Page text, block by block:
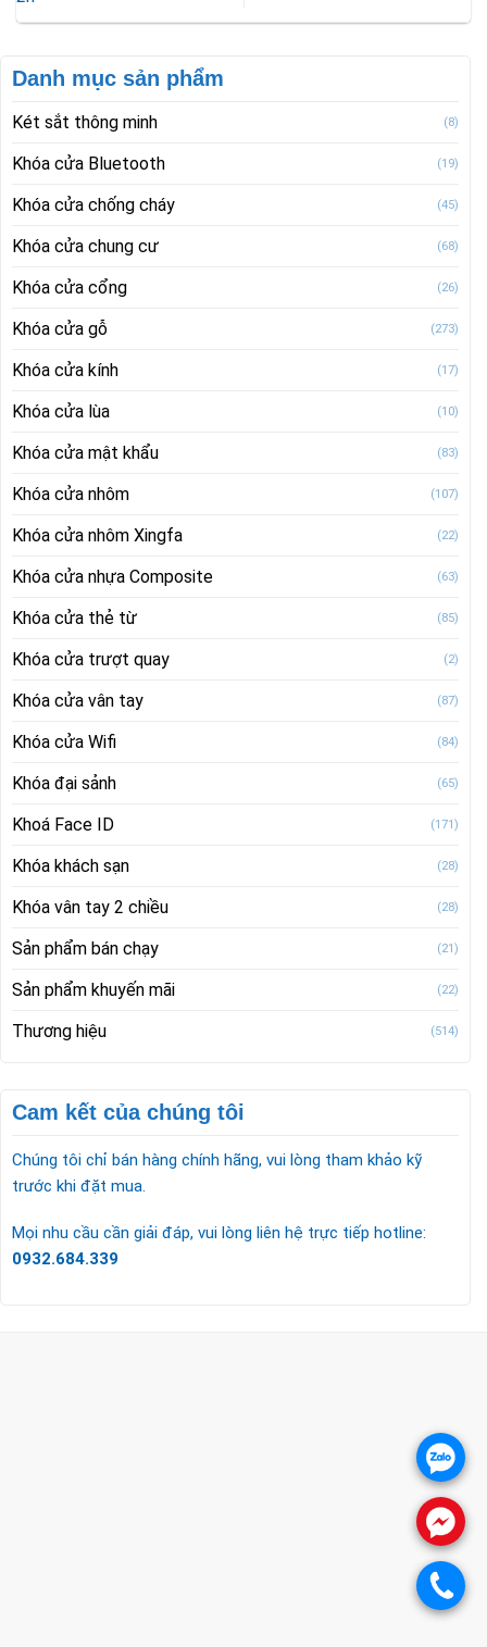
Danh mục sản phẩm
Két sắt thông minh (8)
Khóa cửa Bluetooth (19)
Khóa cửa chống cháy (45)
Khóa cửa chung cư (68)
Khóa cửa cổng (26)
Khóa cửa gỗ (273)
Khóa cửa kính (17)
Khóa cửa lùa (10)
Khóa cửa mật khẩu (83)
Khóa cửa nhôm (107)
Khóa cửa nhôm Xingfa (22)
Khóa cửa nhựa Composite (63)
Khóa cửa thẻ từ (85)
Khóa cửa trượt quay (2)
Khóa cửa vân tay (87)
Khóa cửa Wifi (84)
Khóa đại sảnh (65)
Khoá Face ID (171)
Khóa khách sạn (28)
Khóa vân tay 2 chiều (28)
Sản phẩm bán chạy (21)
Sản phẩm khuyến mãi (22)
Thương hiệu (514)
Cam kết của chúng tôi
Chúng tôi chỉ bán hàng chính hãng, vui lòng tham khảo kỹ
trước khi đặt mua.
Mọi nhu cầu cần giải đáp, vui lòng liên hệ trực tiếp hotline:
0932.684.339
.
.
.